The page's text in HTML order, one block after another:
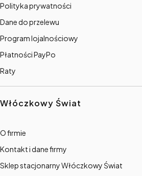
Polityka prywatności
Dane do przelewu
Program lojalnościowy
Płatności PayPo
Raty
Włóczkowy Świat
O firmie
Kontakt i dane firmy
Sklep stacjonarny Włóczkowy Świat